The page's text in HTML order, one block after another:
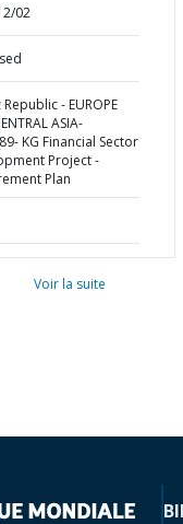
02
Republic - EUROPE
ASIA-
KG Financial Sector
Project -
Plan
Voir la suite